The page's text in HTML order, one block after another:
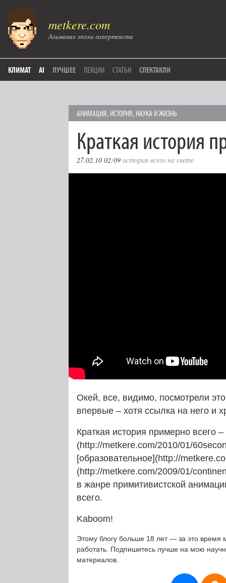
metkere.com
Альманах эпохи гипертекста
КЛИМАТ AI ЛУЧШЕЕ ЛЕКЦИИ СТАТЬИ СПЕКТАКЛИ
АНИМАЦИЯ, ИСТОРИЯ, НАУКА И ЖИЗНЬ
Краткая история
27.02.10 02:09 история всего на свете
Окей, все, видимо, посмотрели
впервые – хотя ссылка на него и
Краткая история примерно всего
(http://metkere.com/2010/01/
[образовательное](http://
(http://metkere.com/2009/01/
в жанре примитивистской
всего.
Kaboom!
Этому блогу больше 18 лет — за это время
работать. Подпишитесь лучше на мою
материалов.